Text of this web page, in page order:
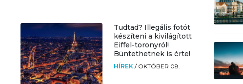
Tudtad? Illegális fotót
készíteni a kivilágított
Eiffel-toronyról!
Büntethetnek is érte!
HÍREK / OKTÓBER 08.